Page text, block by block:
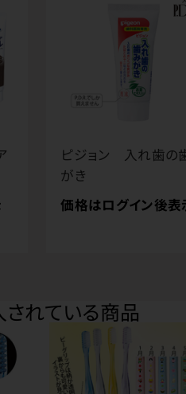
ピジョン 入れ歯の
がき
価格はログイン後表
れている商品